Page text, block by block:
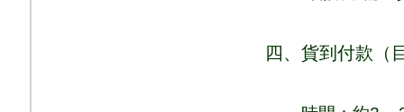
四、貨到付款（